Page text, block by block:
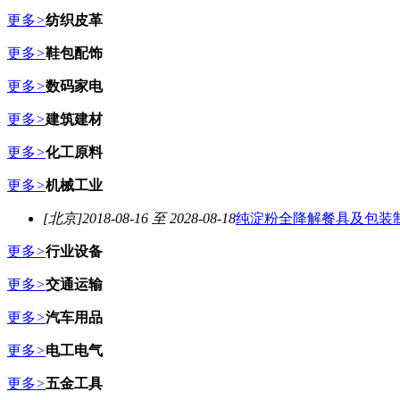
更多>纺织皮革
更多>鞋包配饰
更多>数码家电
更多>建筑建材
更多>化工原料
更多>机械工业
[北京]2018-08-16 至 2028-08-18纯淀粉全降解餐具及包装
更多>行业设备
更多>交通运输
更多>汽车用品
更多>电工电气
更多>五金工具